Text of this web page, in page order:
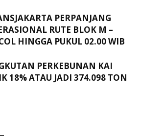
PERPANJANG
RUTE BLOK M –
HINGGA PUKUL 02.00 WIB
PERKEBUNAN KAI
18% ATAU JADI 374.098 TON